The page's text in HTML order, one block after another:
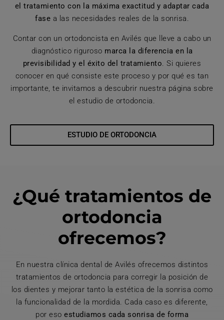
el tratamiento con la máxima exactitud y adaptar cada
fase a las necesidades reales de la sonrisa.
Contar con un ortodoncista en Avilés que lleve a cabo un
diagnóstico riguroso marca la diferencia en la
previsibilidad y el éxito del tratamiento . Si quieres
conocer en qué consiste este proceso y por qué es tan
importante, te invitamos a descubrir nuestra página sobre
el estudio de ortodoncia.
ESTUDIO DE ORTODONCIA
¿Qué tratamientos de
ortodoncia
ofrecemos?
En nuestra clínica dental de Avilés ofrecemos distintos
tratamientos de ortodoncia para corregir la posición de
los dientes y mejorar tanto la estética de la sonrisa como
la funcionalidad de la mordida. Cada caso es diferente,
por eso estudiamos cada sonrisa de forma